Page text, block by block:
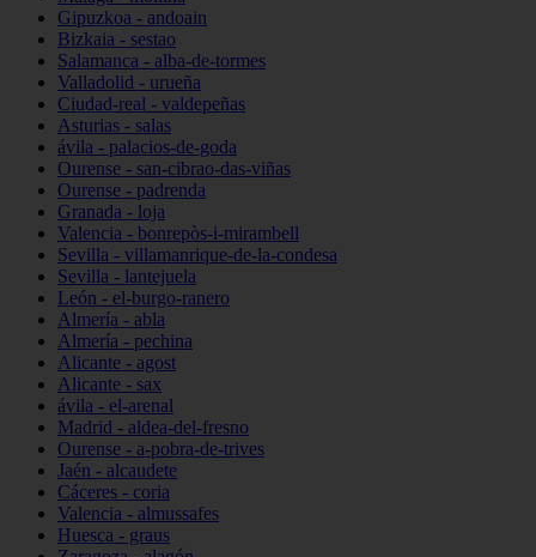
Gipuzkoa - andoain
Bizkaia - sestao
Salamanca - alba-de-tormes
Valladolid - urueña
Ciudad-real - valdepeñas
Asturias - salas
ávila - palacios-de-goda
Ourense - san-cibrao-das-viñas
Ourense - padrenda
Granada - loja
Valencia - bonrepòs-i-mirambell
Sevilla - villamanrique-de-la-condesa
Sevilla - lantejuela
León - el-burgo-ranero
Almería - abla
Almería - pechina
Alicante - agost
Alicante - sax
ávila - el-arenal
Madrid - aldea-del-fresno
Ourense - a-pobra-de-trives
Jaén - alcaudete
Cáceres - coria
Valencia - almussafes
Huesca - graus